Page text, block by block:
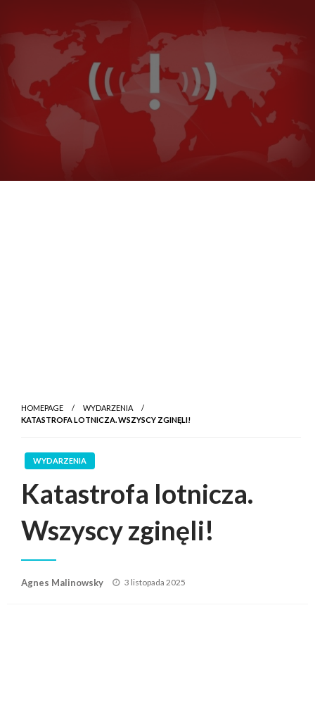
HOMEPAGE
WYDARZENIA
KATASTROFA LOTNICZA. WSZYSCY ZGINĘLI!
WYDARZENIA
Katastrofa lotnicza.
Wszyscy zginęli!
Agnes Malinowsky
Posted
3 listopada 2025